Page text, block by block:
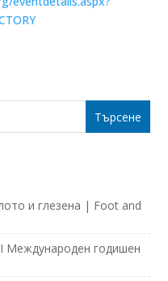
и глезена | Foot and
Международен годишен